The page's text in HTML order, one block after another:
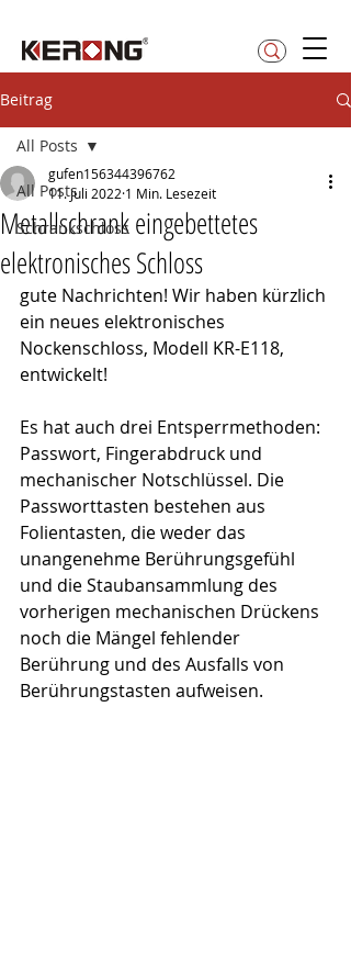
Beitrag
All Posts
Schrankschloss
All Posts
Metallschrank eingebettetes
elektronisches Schloss
gufen156344396762
11. Juli 2022 1 Min. Lesezeit
gute Nachrichten! Wir haben kürzlich
ein neues elektronisches
Nockenschloss, Modell KR-E118,
entwickelt!
Es hat auch drei Entsperrmethoden:
Passwort, Fingerabdruck und
mechanischer Notschlüssel. Die
Passworttasten bestehen aus
Folientasten, die weder das
unangenehme Berührungsgefühl
und die Staubansammlung des
vorherigen mechanischen Drückens
noch die Mängel fehlender
Berührung und des Ausfalls von
Berührungstasten aufweisen.